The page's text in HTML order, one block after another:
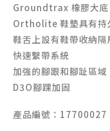
Groundtrax 橡膠大底
Ortholite 鞋墊具有持
鞋舌上設有鞋帶收納隔
快速繫帶系統
加強的腳跟和腳趾區域
D3O腳踝加固
產品編號：17700027